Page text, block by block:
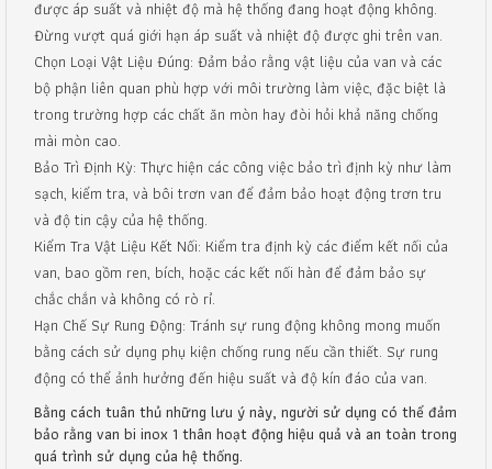
được áp suất và nhiệt độ mà hệ thống đang hoạt động không.
Đừng vượt quá giới hạn áp suất và nhiệt độ được ghi trên van.
Chọn Loại Vật Liệu Đúng: Đảm bảo rằng vật liệu của van và các
bộ phận liên quan phù hợp với môi trường làm việc, đặc biệt là
trong trường hợp các chất ăn mòn hay đòi hỏi khả năng chống
mài mòn cao.
Bảo Trì Định Kỳ: Thực hiện các công việc bảo trì định kỳ như làm
sạch, kiểm tra, và bôi trơn van để đảm bảo hoạt động trơn tru
và độ tin cậy của hệ thống.
Kiểm Tra Vật Liệu Kết Nối: Kiểm tra định kỳ các điểm kết nối của
van, bao gồm ren, bích, hoặc các kết nối hàn để đảm bảo sự
chắc chắn và không có rò rỉ.
Hạn Chế Sự Rung Động: Tránh sự rung động không mong muốn
bằng cách sử dụng phụ kiện chống rung nếu cần thiết. Sự rung
động có thể ảnh hưởng đến hiệu suất và độ kín đáo của van.
Bằng cách tuân thủ những lưu ý này, người sử dụng có thể đảm
bảo rằng van bi inox 1 thân hoạt động hiệu quả và an toàn trong
quá trình sử dụng của hệ thống.